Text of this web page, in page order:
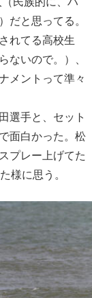
だと思ってる。
れてる高校生
ないので。）、
メントって準々
選手と、セット
面白かった。松
プレー上げてた
様に思う。